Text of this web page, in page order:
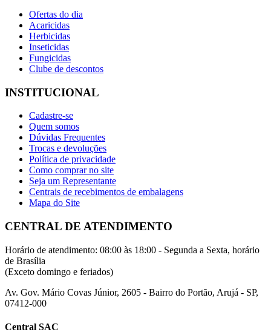
Ofertas do dia
Acaricidas
Herbicidas
Inseticidas
Fungicidas
Clube de descontos
INSTITUCIONAL
Cadastre-se
Quem somos
Dúvidas Frequentes
Trocas e devoluções
Política de privacidade
Como comprar no site
Seja um Representante
Centrais de recebimentos de embalagens
Mapa do Site
CENTRAL DE ATENDIMENTO
Horário de atendimento: 08:00 às 18:00 - Segunda a Sexta, horário
de Brasília
(Exceto domingo e feriados)
Av. Gov. Mário Covas Júnior, 2605 - Bairro do Portão, Arujá - SP,
07412-000
Central SAC